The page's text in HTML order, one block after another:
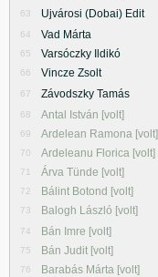
63 Ujvárosi (Dobai) Edit
64 Vad Márta
65 Varsóczky Ildikó
66 Vincze Zsolt
67 Závodszky Tamás
68 Antal István [volt]
69 Ardelean Ramona [volt]
70 Ardeleanu Florica [volt]
71 Árva Tünde [volt]
72 Bálint Botond [volt]
73 Balogh László [volt]
74 Bán Imre [volt]
75 Bán Judit [volt]
76 Barabás Márta [volt]